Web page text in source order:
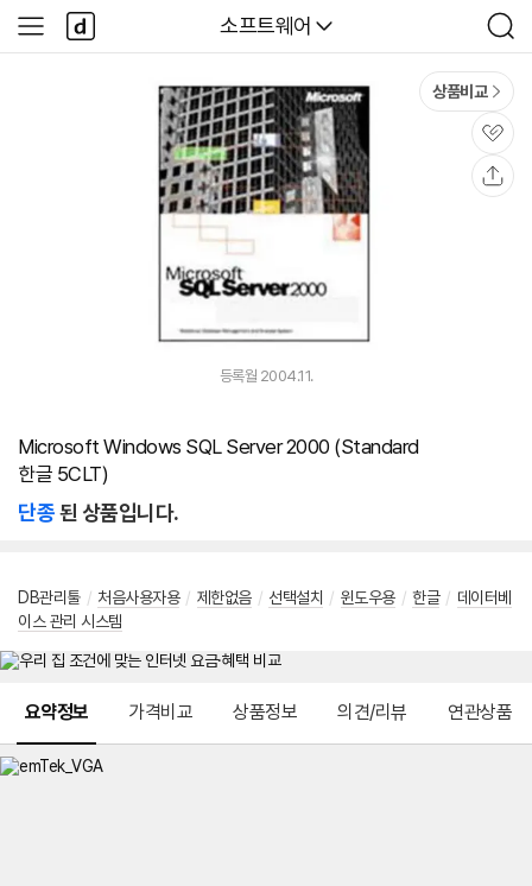
다나와
소프트웨어
검
색
사
이
다
나
와
상품비교
관
심
등록월 2004.11.
Microsoft Windows SQL Server 2000 (Standard
한글 5CLT)
단종된 상품입니다.
DB관리툴 / 처음사용자용 / 제한없음 / 선택설치 / 윈도우용 / 한글 / 데이터베
이스 관리 시스템
요약정보 가격비교 상품정보 의견/리뷰 연관상품